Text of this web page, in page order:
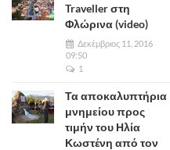
Traveller στη
Φλώρινα (video)
Δεκέμβριος 11, 2016
09:50
1
Τα αποκαλυπτήρια
μνημείου προς
τιμήν του Ηλία
Κωστένη από τον